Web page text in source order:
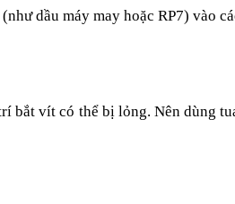
dầu máy may hoặc RP7) vào
bắt vít có thể bị lỏng. Nên dùng